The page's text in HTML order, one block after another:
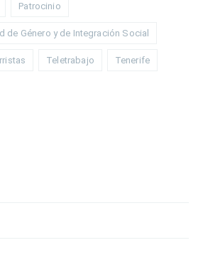
Patrocinio
de Género y de Integración Social
Teletrabajo Tenerife